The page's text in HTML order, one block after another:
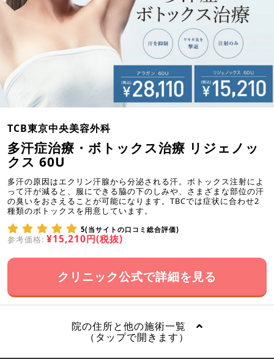
TCB東京中央美容外科
多汗症治療・ボトックス治療 リジェノッ
クス 60U
多汗の原因はエクリン汗腺から分泌される汗。ボトックス注射によ
って汗が減ると、服にできる脇の下のしみや、さまざまな部位の汗
の臭いをおさえることが可能になります。TBCでは症状に合わせ2
種類のボトックスを用意しています。
5(当サイトの口コミ総合評価)
参考価格: ¥15,210円(税抜)
クリニック公式で詳細を見る
院の住所と他の施術一覧
（タップで開きます）